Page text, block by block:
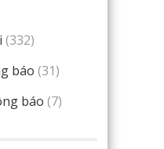
(332)
báo (31)
báo (7)